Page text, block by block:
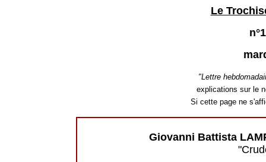
Le
"Lettre
explications sur le
Si cette page ne
Giovanni Battista